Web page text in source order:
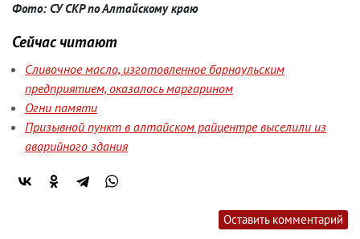
Фото: СУ СКР по Алтайскому краю
Сейчас читают
Сливочное масло, изготовленное барнаульским
предприятием, оказалось маргарином
Огни памяти
Призывной пункт в алтайском райцентре выселили из
аварийного здания
Оставить комментарий